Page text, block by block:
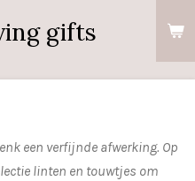
gifts
een verfijnde afwerking. Op
linten en touwtjes om